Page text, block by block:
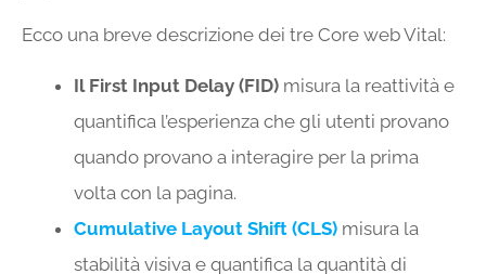
Ecco una breve descrizione dei tre Core web Vital:
Il First Input Delay (FID) misura la reattività e
quantifica l’esperienza che gli utenti provano
quando provano a interagire per la prima
volta con la pagina.
Cumulative Layout Shift (CLS) misura la
stabilità visiva e quantifica la quantità di